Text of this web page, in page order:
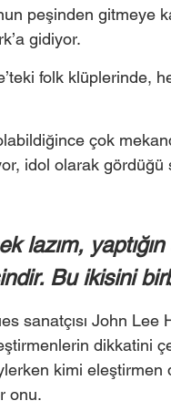
peşinden gitmeye
gidiyor.
folk klüplerinde,
çok
idol olarak
lazım,
Bu ikisini
sanatçısı John
dikkatini
kimi
onu.